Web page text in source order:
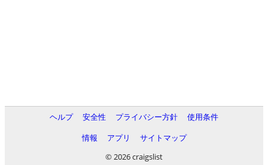
ヘルプ 安全性 プライバシー方針
使用条件
情報
アプリ
サイトマップ
© 2026 craigslist